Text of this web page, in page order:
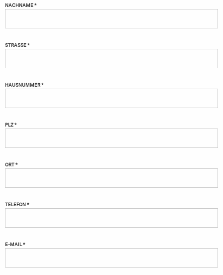
NACHNAME *
STRASSE *
HAUSNUMMER *
PLZ *
ORT *
TELEFON *
E-MAIL *